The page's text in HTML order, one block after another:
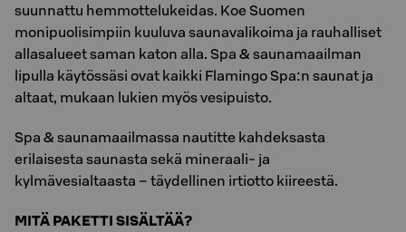
suunnattu hemmottelukeidas. Koe Suomen
monipuolisimpiin kuuluva saunavalikoima ja rauhalliset
allasalueet saman katon alla. Spa & saunamaailman
lipulla käytössäsi ovat kaikki Flamingo Spa:n saunat ja
altaat, mukaan lukien myös vesipuisto.
Spa & saunamaailmassa nautitte kahdeksasta
erilaisesta saunasta sekä mineraali- ja
kylmävesialtaasta – täydellinen irtiotto kiireestä.
MITÄ PAKETTI SISÄLTÄÄ?